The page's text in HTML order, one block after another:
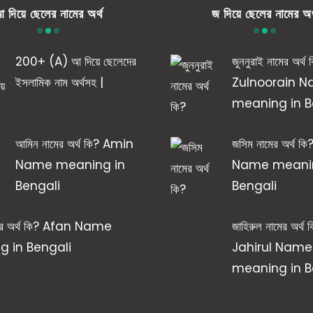
ছেলের নামের অর্থ
200+ (A) আ দিয়ে ছেলেদের
ইসলামিক নাম অর্থসহ |
আমিন নামের অর্থ কি? Amin
Name meaning in
Bengali
অর্থ কি? Afan Name
in Bengali
জ দিয়ে ছেলের নামের
জুননুরাই নামের অর্থ
Zulnoorain
meaning in
জসিম নামের অর্থ
Name
Bengali
জাহিরুল নামের অর্থ
Jahirul Name
meaning in